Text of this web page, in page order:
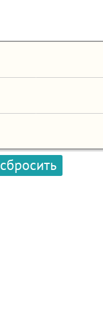
сбросить